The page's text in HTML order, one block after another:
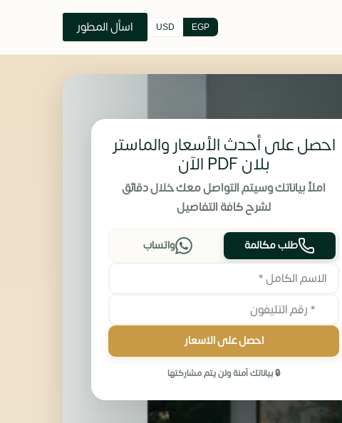
EGP
USD اسأل المطور
احصل على أحدث الأسعار والماستر
بلان PDF الآن
املأ بياناتك وسيتم التواصل معك خلال دقائق
لشرح كافة التفاصيل
طلب مكالمة واتساب
احصل على الاسعار
🔒 بياناتك آمنة ولن يتم مشاركتها